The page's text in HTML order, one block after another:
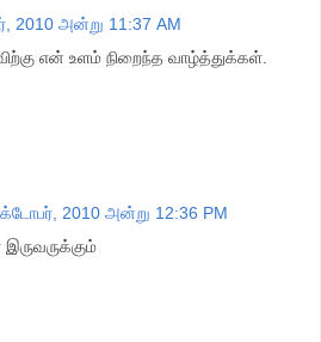
2010 அன்று 11:37 AM
என் உளம் நிறைந்த வாழ்த்துக்கள்.
2010 அன்று 12:36 PM